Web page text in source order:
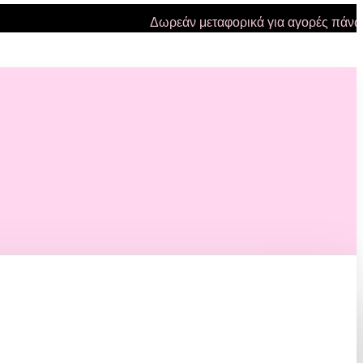
Δωρεάν μεταφορικά για αγορές πάνω